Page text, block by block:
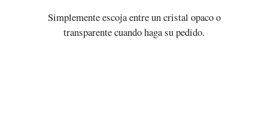
Simplemente escoja entre un cristal opaco o
transparente cuando haga su pedido.